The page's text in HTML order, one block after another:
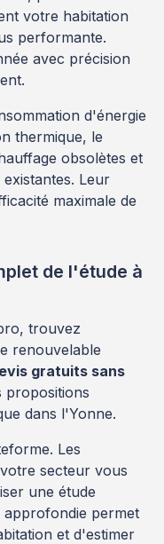
votre habitation
performante.
avec précision
d'énergie
thermique, le
obsolètes et
Leur
maximale de
de l'étude à
trouvez
renouvelable
gratuits sans
propositions
dans l'Yonne.
Les
secteur vous
une étude
approfondie permet
et d'estimer